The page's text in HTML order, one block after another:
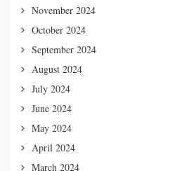
November 2024
October 2024
September 2024
August 2024
July 2024
June 2024
May 2024
April 2024
March 2024